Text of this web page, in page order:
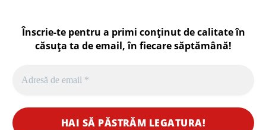
Înscrie-te pentru a primi conținut de calitate în
căsuța ta de email, în fiecaresăptămână!